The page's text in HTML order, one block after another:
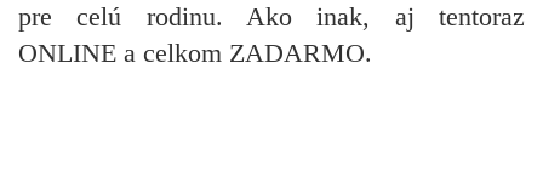
pre celú rodinu. Ako inak, aj tentoraz
ONLINE a celkom ZADARMO.